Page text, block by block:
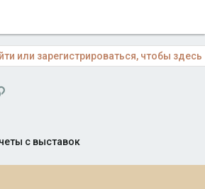
или зарегистрироваться, чтобы здесь
Ссылка
с выставок